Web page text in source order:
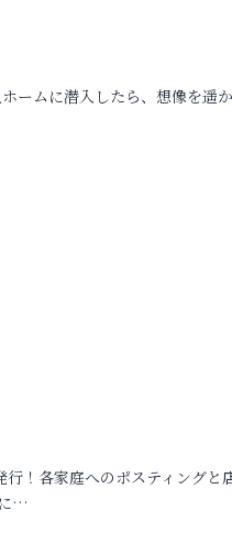
ームに潜入したら、想像を遥
！各家庭へのポスティングと
…